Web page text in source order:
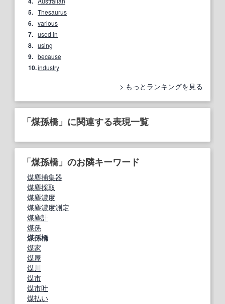
5. Thesaurus
6. various
7. used in
8. using
9. because
10.industry
もっとランキングを見る
「煤孫橋」に関連する表現一覧
「煤孫橋」のお隣キーワード
煤塵捕集器
煤塵採取
煤塵濃度
煤塵濃度測定
煤塵計
煤孫
煤孫橋
煤家
煤屋
煤川
煤市
煤市吐
煤払い